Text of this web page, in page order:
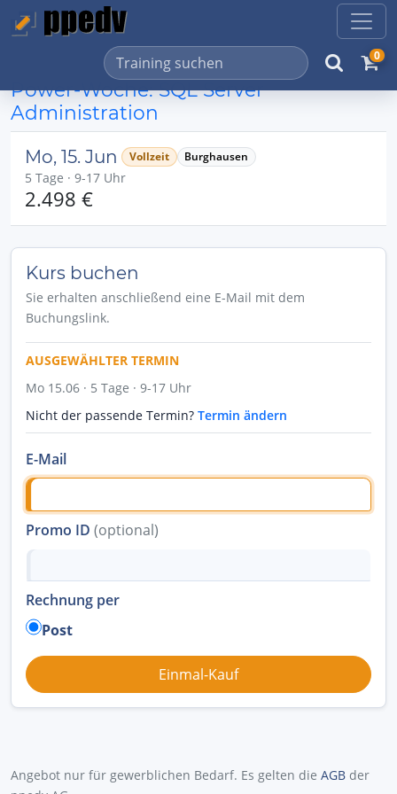
0
Power-Woche: SQL Server
Administration
Mo, 15. Jun Vollzeit Burghausen
5 Tage · 9-17 Uhr
2.498 €
Kurs buchen
Sie erhalten anschließend eine E-Mail mit dem
Buchungslink.
AUSGEWÄHLTER TERMIN
Mo 15.06 · 5 Tage · 9-17 Uhr
Nicht der passende Termin? Termin ändern
E-Mail
Promo ID (optional)
Rechnung per
Post
Angebot nur für gewerblichen Bedarf. Es gelten die AGB der